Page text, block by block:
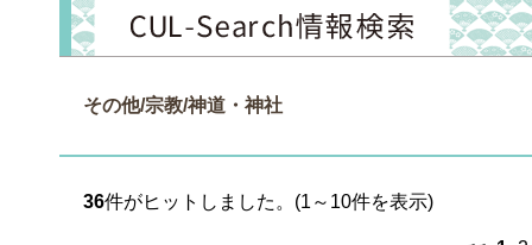
その他/宗教/神道・神社
36件がヒットしました。(1～10件を表示)